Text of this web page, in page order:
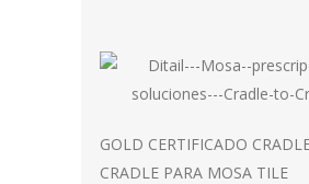
GOLD CERTIFICADO
CRADLE PARA MOSA TILE